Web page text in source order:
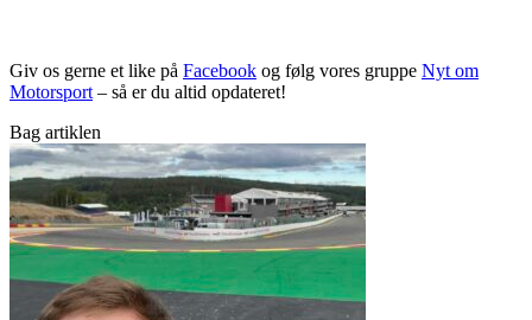
Giv os gerne et like på Facebook og følg vores gruppe Nyt om
Motorsport – så er du altid opdateret!
Bag artiklen